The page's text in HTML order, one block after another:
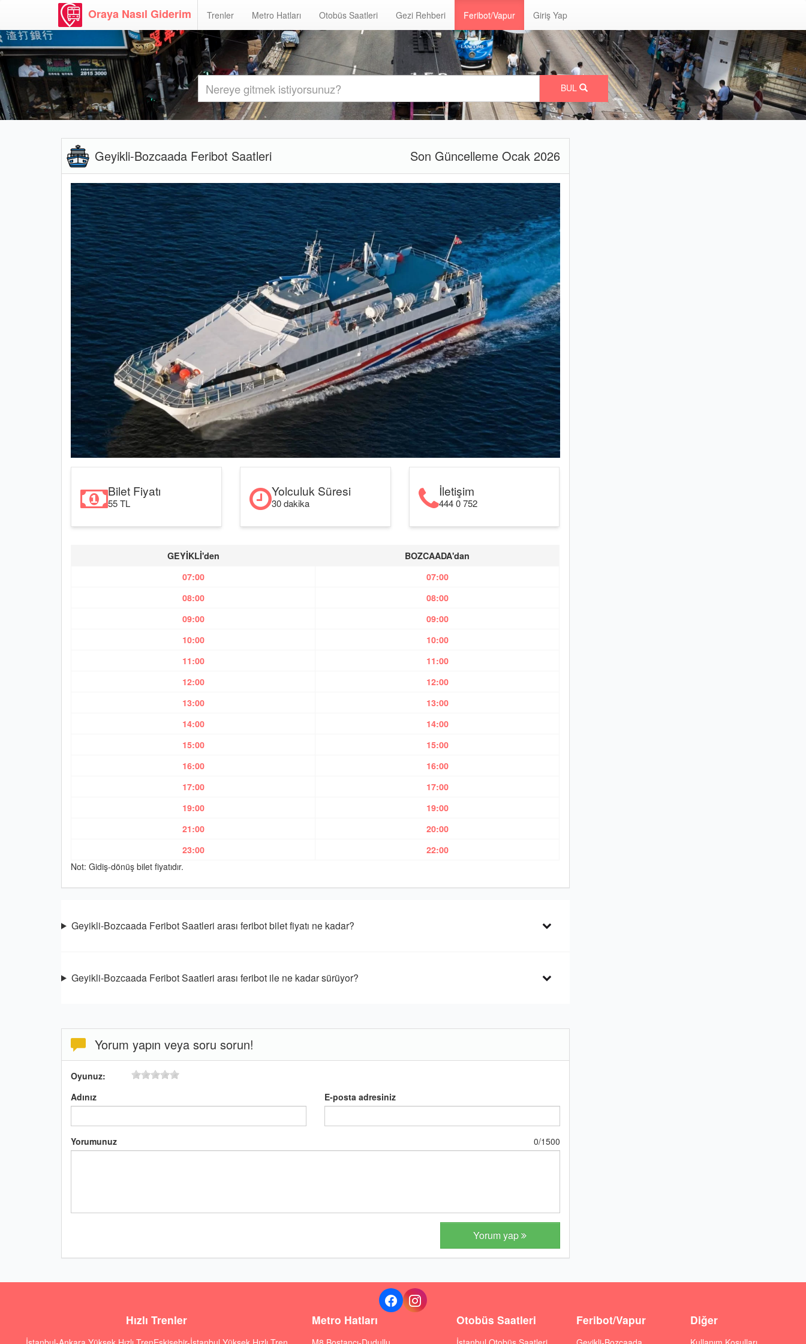
Oraya Nasıl Giderim Trenler Metro Hatları Otobüs Saatleri Gezi Rehberi Feribot/Vapur Giriş Yap
BUL
Geyikli-Bozcaada Feribot Saatleri Son Güncelleme Ocak 2026
Bilet Fiyatı
55 TL
Yolculuk Süresi
30 dakika
İletişim
444 0 752
GEYİKLİ'den
BOZCAADA'dan
07:00
07:00
08:00
08:00
09:00
09:00
10:00
10:00
11:00
11:00
12:00
12:00
13:00
13:00
14:00
14:00
15:00
15:00
16:00
16:00
17:00
17:00
19:00
19:00
21:00
20:00
23:00
22:00
Not: Gidiş-dönüş bilet fiyatıdır.
Geyikli-Bozcaada Feribot Saatleri arası feribot bilet fiyatı ne kadar?
Geyikli-Bozcaada Feribot Saatleri arası feribot ile ne kadar sürüyor?
Yorum yapın veya soru sorun!
Oyunuz:
Adınız
E-posta adresiniz
Yorumunuz 0/1500
Yorum yap
Hızlı Trenler Metro Hatları Otobüs Saatleri Feribot/Vapur Diğer